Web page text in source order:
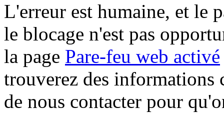
L'erreur est humaine, et le
le blocage n'est pas
la page Pare-feu web activé
trouverez des informations
de nous contacter pour